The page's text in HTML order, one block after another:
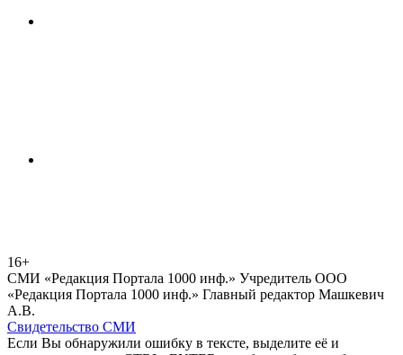
16+
СМИ «Редакция Портала 1000 инф.» Учредитель ООО
«Редакция Портала 1000 инф.» Главный редактор Машкевич
А.В.
Свидетельство СМИ
Если Вы обнаружили ошибку в тексте, выделите её и